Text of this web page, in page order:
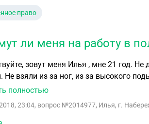
право
ли меня на работу в
Илья , мне 21 год. Не давно получил военный билет, с категорией “B”, тем самым не служил
взяли из за ног, из за высокого подьема.
МВД либо другие гос структуры? Если я пройду ВВК?
Сейчас обучаюсь на высшем
полностью
23:04, вопрос №2014977, Илья, г.